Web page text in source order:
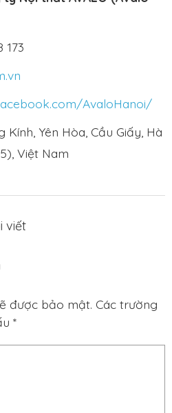
173
AvaloHanoi/
Kính, Yên Hòa, Cầu Giấy, Hà
Việt Nam
viết
được bảo mật. Các trường
*